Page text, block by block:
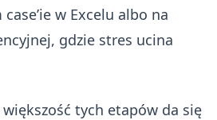
w Excelu albo na
gdzie stres ucina
tych etapów da się